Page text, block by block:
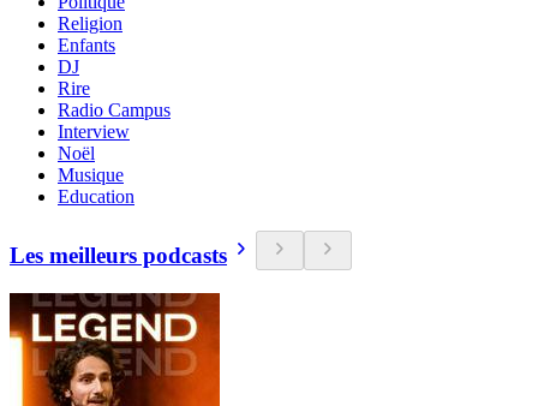
Religion
Enfants
DJ
Rire
Radio Campus
Interview
Noël
Musique
Education
Les meilleurs podcasts